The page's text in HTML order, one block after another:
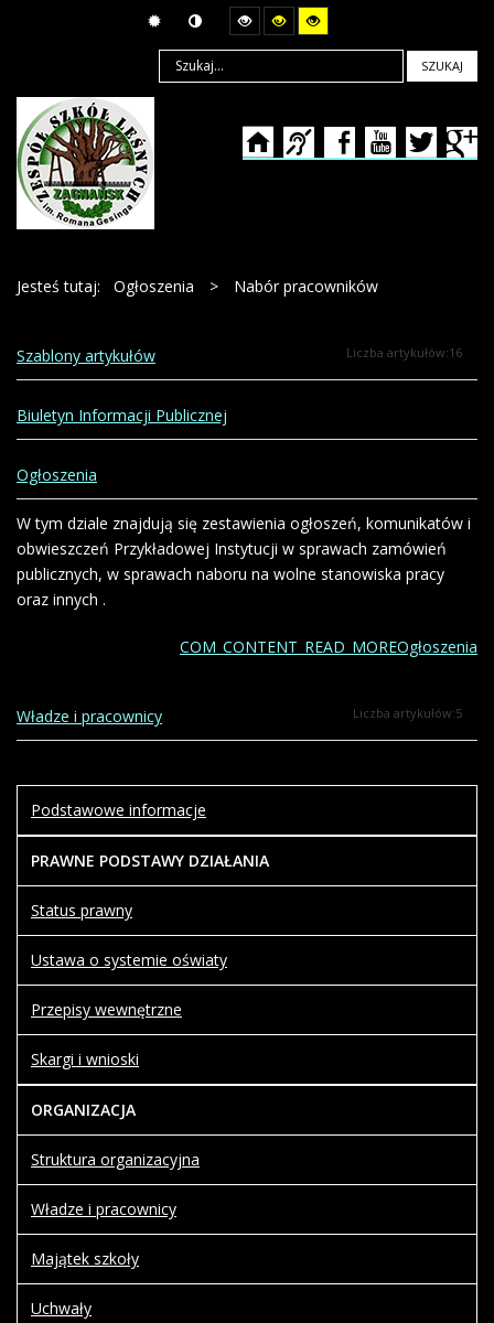
SZUKAJ
Jesteś tutaj: Ogłoszenia > Nabór pracowników
Szablony artykułów Liczba artykułów:16
Biuletyn Informacji Publicznej
Ogłoszenia
W tym dziale znajdują się zestawienia ogłoszeń, komunikatów i
obwieszczeń Przykładowej Instytucji w sprawach zamówień
publicznych, w sprawach naboru na wolne stanowiska pracy
oraz innych .
COM_CONTENT_READ_MOREOgłoszenia
Władze i pracownicy Liczba artykułów:5
Podstawowe informacje
PRAWNE PODSTAWY DZIAŁANIA
Status prawny
Ustawa o systemie oświaty
Przepisy wewnętrzne
Skargi i wnioski
ORGANIZACJA
Struktura organizacyjna
Władze i pracownicy
Majątek szkoły
Uchwały